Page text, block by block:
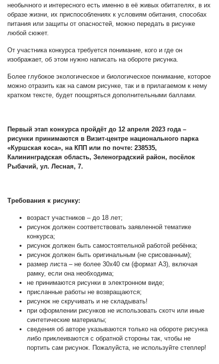
необычного и интересного есть именно в её живых обитателях, в их
образе жизни, их приспособлениях к условиям обитания, способах
питания или защиты от опасностей, можно передать в рисунке
любой сюжет.
От участника конкурса требуется понимание, кого и где он
изображает, об этом нужно написать на обороте рисунка.
Более глубокое экологическое и биологическое понимание, которое
можно отразить как на самом рисунке, так и в прилагаемом к нему
кратком тексте, будет поощряться дополнительными баллами.
Первый этап конкурса пройдёт до 12 апреля 2023 года –
рисунки принимаются в Визит-центре национального парка
«Куршская коса», на КПП или по почте: 238535,
Калининградская область, Зеленоградский район, посёлок
Рыбачий, ул. Лесная, 7.
Требования к рисунку:
возраст участников – до 18 лет;
рисунок должен соответствовать заявленной тематике
конкурса;
рисунок должен быть самостоятельной работой ребёнка;
рисунок должен быть оригинальным (не срисованным);
размер листа – не более 30х40 см (формат А3), включая
рамку, если она необходима;
не принимаются рисунки в электронном виде;
присланные работы не возвращаются;
рисунок не скручивать и не складывать!
при оформлении рисунков не использовать скотч или иные
синтетические материалы;
сведения об авторе указываются только на обороте рисунка
либо приклеиваются с обратной стороны так, чтобы не
портить сам рисунок. Пожалуйста, не используйте степлер!